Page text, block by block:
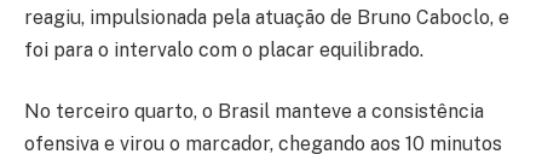
reagiu, impulsionada pela atuação de Bruno Caboclo, e
foi para o intervalo com o placar equilibrado.
No terceiro quarto, o Brasil manteve a consistência
ofensiva e virou o marcador, chegando aos 10 minutos